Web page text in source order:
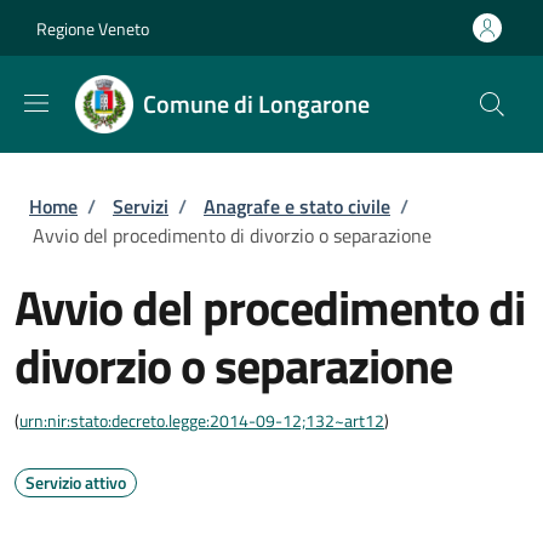
Regione Veneto
Comune di Longarone
Briciole di pane
Home / Servizi / Anagrafe e stato civile /
Avvio del procedimento di divorzio o separazione
Avvio del procedimento di
divorzio o separazione
(urn:nir:stato:decreto.legge:2014-09-12;132~art12)
Servizio attivo